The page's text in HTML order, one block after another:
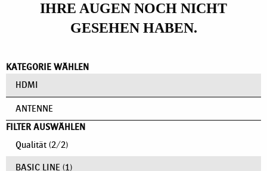
IHRE AUGEN NOCH NICHT
GESEHEN HABEN.
KATEGORIE WÄHLEN
HDMI
ANTENNE
FILTER AUSWÄHLEN
Qualität (2/2)
BASIC LINE (1)